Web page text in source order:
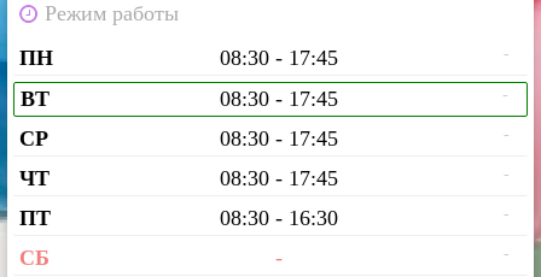
Режим работы
ПН
08:30 - 17:45 -
ВТ 08:30 - 17:45 -
СР 08:30 - 17:45 -
ЧТ 08:30 - 17:45 -
ПТ 08:30 - 16:30 -
СБ - -